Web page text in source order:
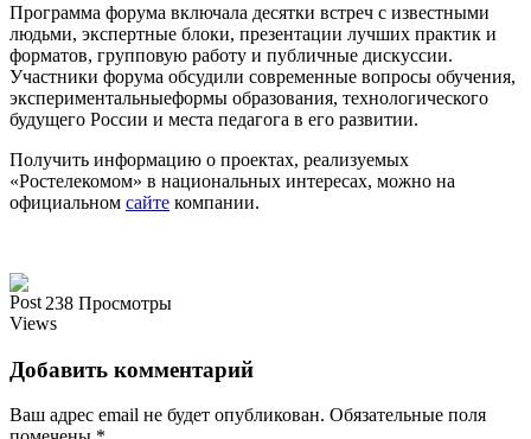
Программа форума включала десятки встреч с известными
людьми, экспертные блоки, презентации лучших практик и
форматов, групповую работу и публичные дискуссии.
Участники форума обсудили современные вопросы обучения,
экспериментальныеформы образования, технологического
будущего России и места педагога в его развитии.
Получить информацию о проектах, реализуемых
«Ростелекомом» в национальных интересах, можно на
официальном сайте компании.
238 Просмотры
Добавить комментарий
Ваш адрес email не будет опубликован. Обязательные поля